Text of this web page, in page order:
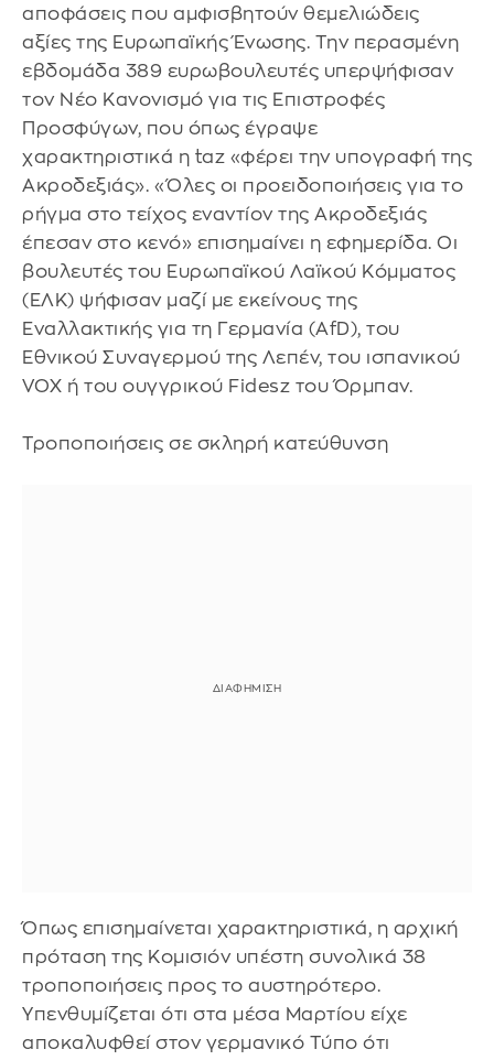
αποφάσεις που αμφισβητούν θεμελιώδεις
αξίες της Ευρωπαϊκής Ένωσης. Την περασμένη
εβδομάδα 389 ευρωβουλευτές υπερψήφισαν
τον Νέο Κανονισμό για τις Επιστροφές
Προσφύγων, που όπως έγραψε
χαρακτηριστικά η taz «φέρει την υπογραφή της
Ακροδεξιάς». «Όλες οι προειδοποιήσεις για το
ρήγμα στο τείχος εναντίον της Ακροδεξιάς
έπεσαν στο κενό» επισημαίνει η εφημερίδα. Οι
βουλευτές του Ευρωπαϊκού Λαϊκού Κόμματος
(ΕΛΚ) ψήφισαν μαζί με εκείνους της
Εναλλακτικής για τη Γερμανία (AfD), του
Εθνικού Συναγερμού της Λεπέν, του ισπανικού
VOX ή του ουγγρικού Fidesz του Όρμπαν.
Τροποποιήσεις σε σκληρή κατεύθυνση
Όπως επισημαίνεται χαρακτηριστικά, η αρχική
πρόταση της Κομισιόν υπέστη συνολικά 38
τροποποιήσεις προς το αυστηρότερο.
Υπενθυμίζεται ότι στα μέσα Μαρτίου είχε
αποκαλυφθεί στον γερμανικό Τύπο ότι